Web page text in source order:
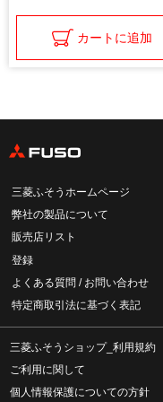
カートに追加
三菱ふそうホームページ
弊社の製品について
販売店リスト
登録
よくある質問 / お問い合わせ
特定商取引法に基づく表記
三菱ふそうショップ_利用規約
ご利用に関して
個人情報保護についての方針